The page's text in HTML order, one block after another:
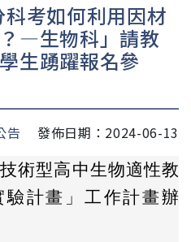
科考如何利用因材
—生物科」請教
生踴躍報名參
告
發佈日期：2024-06-13
術型高中生物適性教
驗計畫」工作計畫辦